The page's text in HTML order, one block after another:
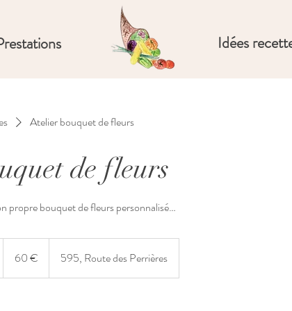
Idées
Atelier bouquet de fleurs
de fleurs
propre bouquet de fleurs personnalisé…
60 € 595, Route des Perrières